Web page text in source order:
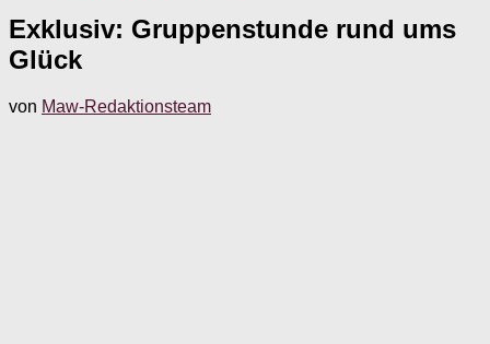
Exklusiv: Gruppenstunde rund ums
Glück
von Maw-Redaktionsteam